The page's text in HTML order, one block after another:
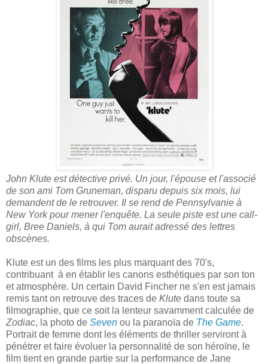
John Klute est détective privé. Un jour, l'épouse et l'associé
de son ami Tom Gruneman, disparu depuis six mois, lui
demandent de le retrouver. Il se rend de Pennsylvanie à
New York pour mener l'enquête. La seule piste est une call-
girl, Bree Daniels, à qui Tom aurait adressé des lettres
obscènes.
Klute est un des films les plus marquant des 70's,
contribuant à en établir les canons esthétiques par son ton
et atmosphère. Un certain David Fincher ne s'en est jamais
remis tant on retrouve des traces de Klute dans toute sa
filmographie, que ce soit la lenteur savamment calculée de
Zodiac, la photo de Seven ou la paranoïa de The Game.
Portrait de femme dont les éléments de thriller serviront à
pénétrer et faire évoluer la personnalité de son héroïne, le
film tient en grande partie sur la performance de Jane